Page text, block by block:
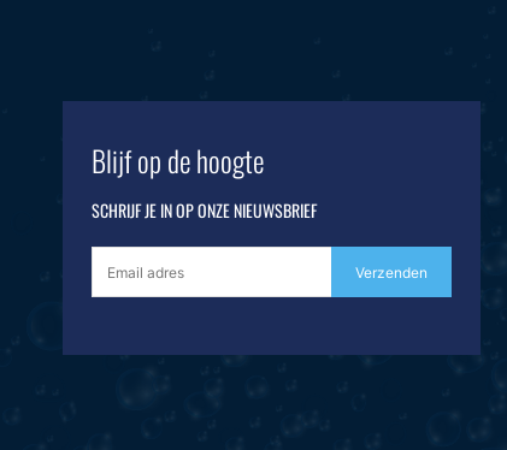
Blijf op de hoogte
SCHRIJF JE IN OP ONZE NIEUWSBRIEF
Verzenden